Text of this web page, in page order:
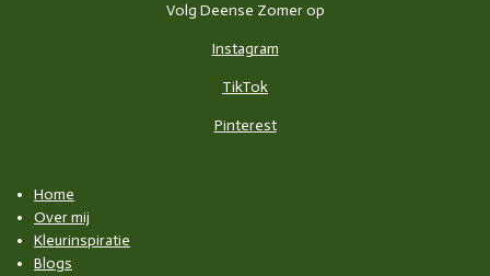
Volg Deense Zomer op
Instagram
TikTok
Pinterest
Home
Over mij
Kleurinspiratie
Blogs